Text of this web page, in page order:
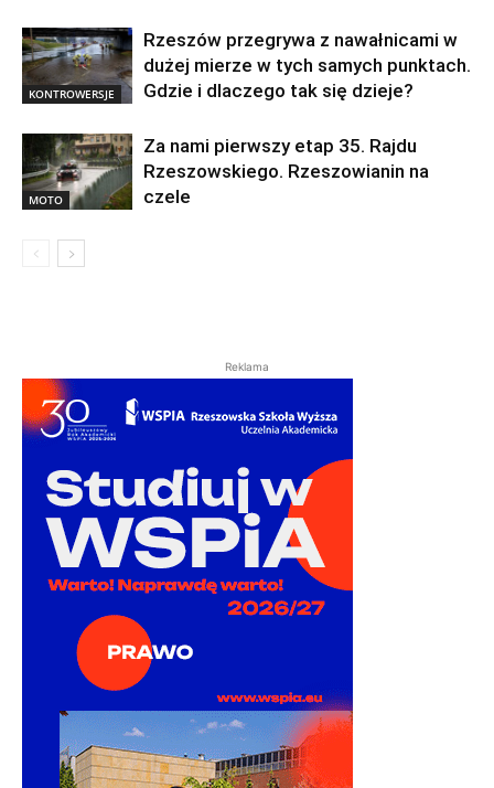
KONTROWERSJE
Rzeszów przegrywa z nawałnicami w
dużej mierze w tych samych punktach.
Gdzie i dlaczego tak się dzieje?
MOTO
Za nami pierwszy etap 35. Rajdu
Rzeszowskiego. Rzeszowianin na
czele
Reklama